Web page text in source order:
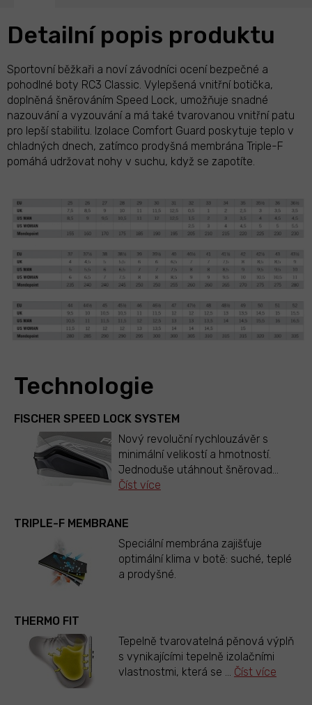
Detailní popis produktu
Sportovní běžkaři a noví závodníci ocení bezpečné a
pohodlné boty RC3 Classic. Vylepšená vnitřní botička,
doplněná šněrováním Speed Lock, umožňuje snadné
nazouvání a vyzouvání a má také tvarovanou vnitřní patu
pro lepší stabilitu. Izolace Comfort Guard poskytuje teplo v
chladných dnech, zatímco prodyšná membrána Triple-F
pomáhá udržovat nohy v suchu, když se zapotíte.
Technologie
FISCHER SPEED LOCK SYSTEM
Nový revoluční rychlouzávěr s
minimální velikostí a hmotností.
Jednoduše utáhnout šněrovad...
Číst více
TRIPLE-F MEMBRANE
Speciální membrána zajišťuje
optimální klima v botě: suché, teplé
a prodyšné.
THERMO FIT
Tepelně tvarovatelná pěnová výplň
s vynikajícími tepelně izolačními
vlastnostmi, která se ... Číst více